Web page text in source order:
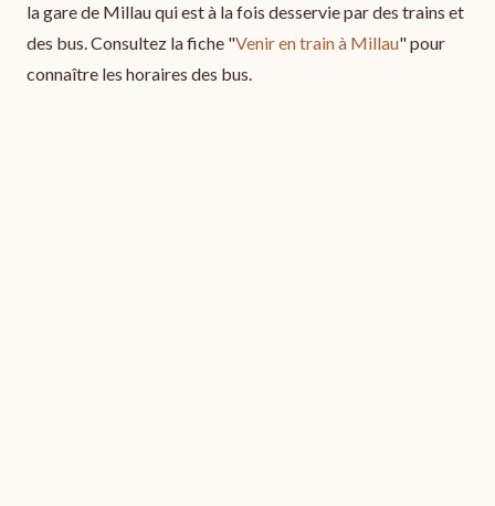
la gare de Millau qui est à la fois desservie par des trains et
des bus. Consultez la fiche "Venir en train à Millau" pour
connaître les horaires des bus.